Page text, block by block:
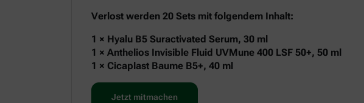
Verlost werden 20 Sets mit folgendem Inhalt:
1 × Hyalu B5 Suractivated Serum, 30 ml
1 × Anthelios Invisible Fluid UVMune 400 LSF 50+, 50 ml
1 × Cicaplast Baume B5+, 40 ml
Jetzt mitmachen